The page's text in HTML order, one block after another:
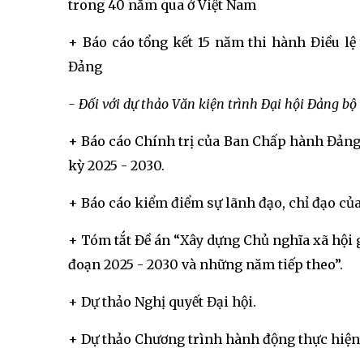
trong 40 năm qua ở Việt Nam
+ Báo cáo tổng kết 15 năm thi hành Điều
Đảng
- Đối với dự thảo Văn kiện trình Đại hội Đảng
+ Báo cáo Chính trị của Ban Chấp hành
kỳ 2025 - 2030.
+ Báo cáo kiểm điểm sự lãnh đạo, chỉ đạo
+ Tóm tắt Đề án “Xây dựng Chủ nghĩa xã
đoạn 2025 - 2030 và những năm tiếp theo”.
+ Dự thảo Nghị quyết Đại hội.
+ Dự thảo Chương trình hành động thực